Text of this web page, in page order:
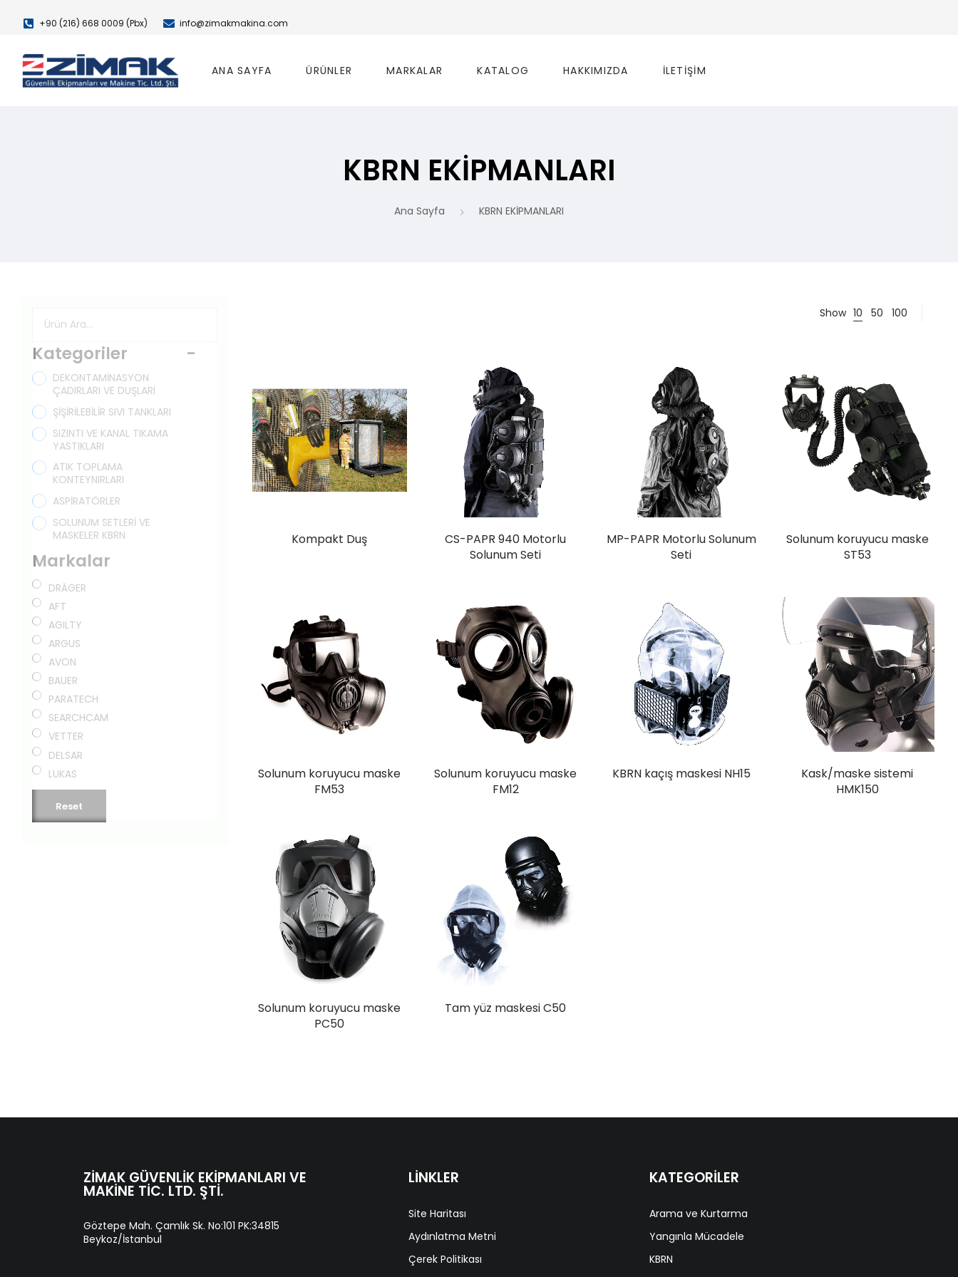
+90 (216) 668 0009 (Pbx) info@zimakmakina.com
ANA SAYFA ÜRÜNLER MARKALAR KATALOG HAKKIMIZDA İLETIŞIM
KBRN EKİPMANLARI
Ana Sayfa KBRN EKİPMANLARI
Kategoriler -
DEKONTAMİNASYON
ÇADIRLARI VE DUŞLARI
ŞİŞİRİLEBİLİR SIVI TANKLARI
SIZINTI VE KANAL TIKAMA
YASTIKLARI
ATIK TOPLAMA
KONTEYNIRLARI
ASPİRATÖRLER
SOLUNUM SETLERİ VE
MASKELER KBRN
Markalar
DRÄGER
AFT
AGILTY
ARGUS
AVON
BAUER
PARATECH
SEARCHCAM
VETTER
DELSAR
LUKAS
Reset
Show 10 50 100
Kompakt Duş
CS-PAPR 940 Motorlu
Solunum Seti
MP-PAPR Motorlu Solunum
Seti
Solunum koruyucu maske
ST53
Solunum koruyucu maske
FM53
Solunum koruyucu maske
FM12
KBRN kaçış maskesi NH15
Kask/maske sistemi
HMK150
Solunum koruyucu maske
PC50
Tam yüz maskesi C50
ZIMAK GÜVENLIK EKIPMANLARI VE
MAKINE TIC. LTD. ŞTI.
Göztepe Mah. Çamlık Sk. No:101 PK:34815
Beykoz/İstanbul
LİNKLER
Site Haritası
Aydınlatma Metni
Çerek Politikası
KATEGORİLER
Arama ve Kurtarma
Yangınla Mücadele
KBRN